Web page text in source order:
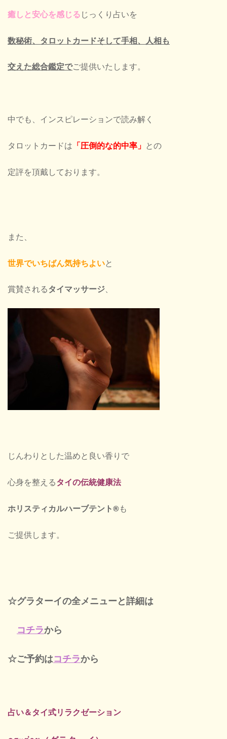
癒しと安心を感じるじっくり占いを
数秘術、タロットカードそして手相、人相も
交えた総合鑑定でご提供いたします。
中でも、インスピレーションで読み解く
タロットカードは 「圧倒的な的中率」 との
定評を頂戴しております。
また、
世界でいちばん気持ちよいと
賞賛されるタイマッサージ、
じんわりとした温めと良い香りで
心身を整えるタイの伝統健康法
ホリスティカルハーブテント®も
ご提供します。
☆グラターイの全メニューと詳細は
コチラから
☆ご予約はコチラから
占い＆タイ式リラクゼーション